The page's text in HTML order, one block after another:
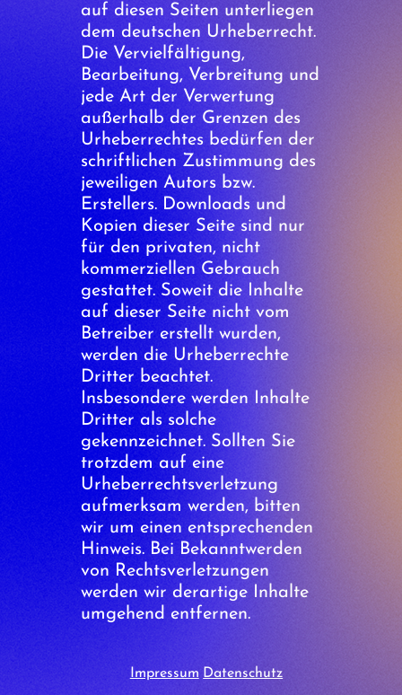
auf diesen Seiten unterliegen
dem deutschen Urheberrecht.
Die Vervielfältigung,
Bearbeitung, Verbreitung und
jede Art der Verwertung
außerhalb der Grenzen des
Urheberrechtes bedürfen der
schriftlichen Zustimmung des
jeweiligen Autors bzw.
Erstellers. Downloads und
Kopien dieser Seite sind nur
für den privaten, nicht
kommerziellen Gebrauch
gestattet. Soweit die Inhalte
auf dieser Seite nicht vom
Betreiber erstellt wurden,
werden die Urheberrechte
Dritter beachtet.
Insbesondere werden Inhalte
Dritter als solche
gekennzeichnet. Sollten Sie
trotzdem auf eine
Urheberrechtsverletzung
aufmerksam werden, bitten
wir um einen entsprechenden
Hinweis. Bei Bekanntwerden
von Rechtsverletzungen
werden wir derartige Inhalte
umgehend entfernen.
Impressum Datenschutz